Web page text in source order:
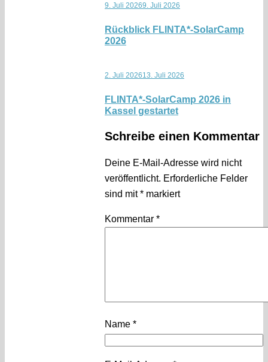
9. Juli 20269. Juli 2026
Rückblick FLINTA*-SolarCamp
2026
2. Juli 202613. Juli 2026
FLINTA*-SolarCamp 2026 in
Kassel gestartet
Schreibe einen Kommentar
Deine E-Mail-Adresse wird nicht
veröffentlicht. Erforderliche Felder
sind mit* markiert
Kommentar *
Name *